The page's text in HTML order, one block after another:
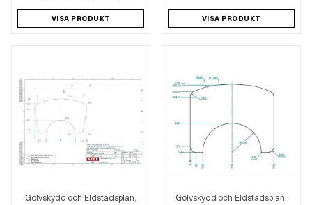
VISA PRODUKT VISA PRODUKT
Golvskydd och Eldstadsplan, Golvskydd och Eldstadsplan,